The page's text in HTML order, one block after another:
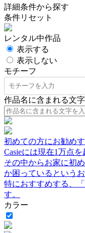
詳細条件から探す
条件リセット
レンタル中作品
表示する
表示しない
モチーフ
作品名に含まれる文字
初めての方にお勧め
Casieには現在1万点
その中からお家に初
か困っているという
特におすすめする、
す。
カラー